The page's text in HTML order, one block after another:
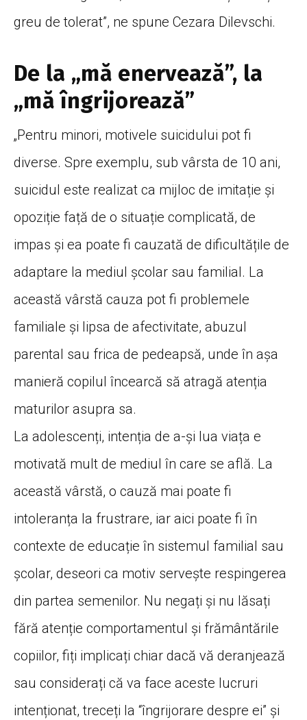
greu de tolerat”, ne spune Cezara Dilevschi.
De la „mă enervează”, la
„mă îngrijorează”
„Pentru minori, motivele suicidului pot fi
diverse. Spre exemplu, sub vârsta de 10 ani,
suicidul este realizat ca mijloc de imitație și
opoziție față de o situație complicată, de
impas și ea poate fi cauzată de dificultățile de
adaptare la mediul școlar sau familial. La
această vârstă cauza pot fi problemele
familiale și lipsa de afectivitate, abuzul
parental sau frica de pedeapsă, unde în așa
manieră copilul încearcă să atragă atenția
maturilor asupra sa.
La adolescenți, intenția de a-și lua viața e
motivată mult de mediul în care se află. La
această vârstă, o cauză mai poate fi
intoleranța la frustrare, iar aici poate fi în
contexte de educație în sistemul familial sau
școlar, deseori ca motiv servește respingerea
din partea semenilor. Nu negați și nu lăsați
fără atenție comportamentul și frământările
copiilor, fiți implicați chiar dacă vă deranjează
sau considerați că va face aceste lucruri
intenționat, treceți la “îngrijorare despre ei” și